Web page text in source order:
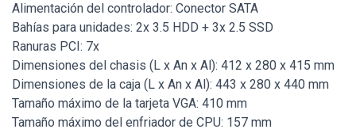
Alimentación del controlador: Conector SATA
Bahías para unidades: 2x 3.5 HDD + 3x 2.5 SSD
Ranuras PCI: 7x
Dimensiones del chasis (L x An x Al): 412 x 280 x 415 mm
Dimensiones de la caja (L x An x Al): 443 x 280 x 440 mm
Tamaño máximo de la tarjeta VGA: 410 mm
Tamaño máximo del enfriador de CPU: 157 mm